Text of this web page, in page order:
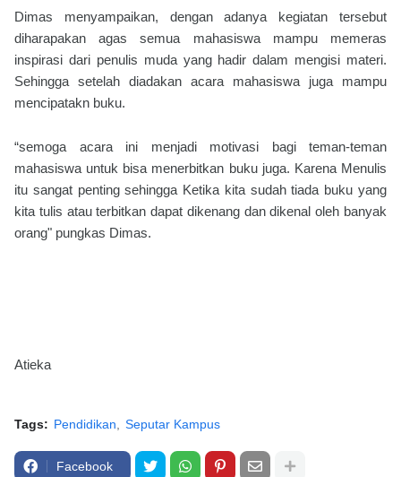
Dimas menyampaikan, dengan adanya kegiatan tersebut
diharapakan agas semua mahasiswa mampu memeras
inspirasi dari penulis muda yang hadir dalam mengisi materi.
Sehingga setelah diadakan acara mahasiswa juga mampu
mencipatakn buku.
“semoga acara ini menjadi motivasi bagi teman-teman
mahasiswa untuk bisa menerbitkan buku juga. Karena Menulis
itu sangat penting sehingga Ketika kita sudah tiada buku yang
kita tulis atau terbitkan dapat dikenang dan dikenal oleh banyak
orang" pungkas Dimas.
Atieka
Tags: Pendidikan Seputar Kampus
Facebook